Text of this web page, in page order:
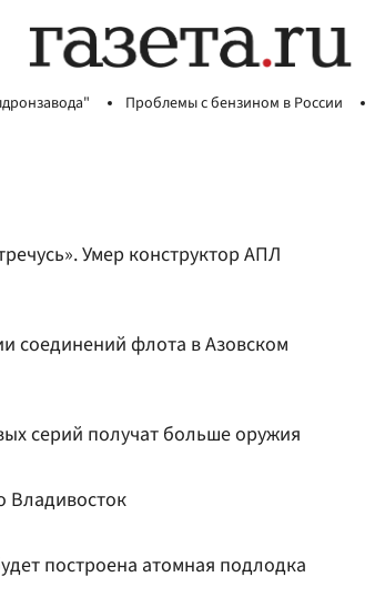
Проблемы с бензином в России
Умер конструктор АПЛ
соединений флота в Азовском
серий получат больше оружия
Владивосток
построена атомная подлодка